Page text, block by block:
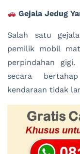
Gejala Jedug
Salah satu
pemilik mobil
perpindahan
secara
kendaraan tidak